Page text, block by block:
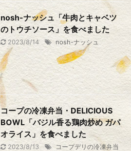
nosh-ナッシュ「牛肉とキャベツ
のトウチソース」を食べました
2023/8/14 nosh-ナッシュ
コープの冷凍弁当・DELICIOUS
BOWL「バジル香る鶏肉炒め ガパ
オライス」を食べました
2023/8/13 コープデリの冷凍弁当